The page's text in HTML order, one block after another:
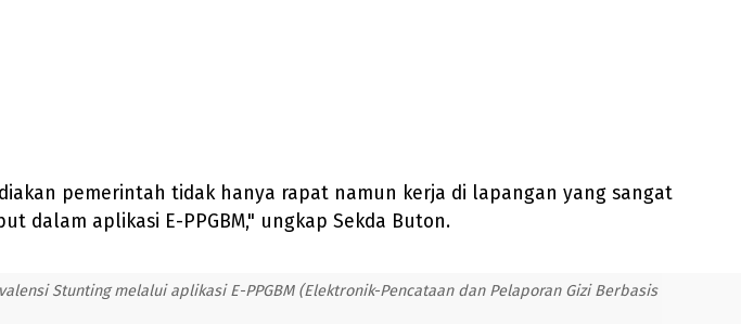
pemerintah tidak hanya rapat namun kerja di lapangan yang sangat
dalam aplikasi E-PPGBM," ungkap Sekda Buton.
Stunting melalui aplikasi E-PPGBM (Elektronik-Pencataan dan Pelaporan Gizi Berbasis